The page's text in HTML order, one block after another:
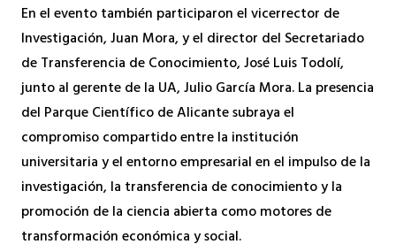
En el evento también participaron el vicerrector de
Investigación, Juan Mora, y el director del Secretariado
de Transferencia de Conocimiento, José Luis Todolí,
junto al gerente de la UA, Julio García Mora. La presencia
del Parque Científico de Alicante subraya el
compromiso compartido entre la institución
universitaria y el entorno empresarial en el impulso de la
investigación, la transferencia de conocimiento y la
promoción de la ciencia abierta como motores de
transformación económica y social.